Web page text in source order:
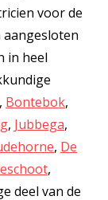
voor de
aangesloten
in heel
, Bontebok,
, Jubbega,
, De
,
deel van de